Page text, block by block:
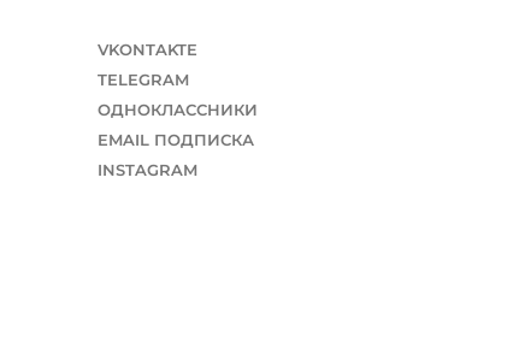
VKONTAKTE
TELEGRAM
ОДНОКЛАССНИКИ
EMAIL ПОДПИСКА
INSTAGRAM